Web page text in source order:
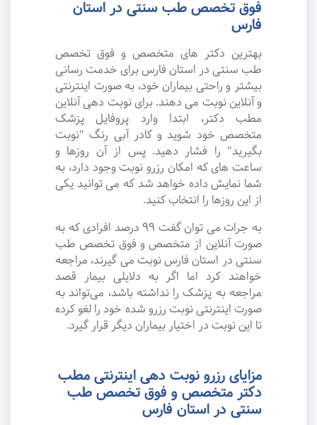
فوق تخصص طب سنتی در استان
فارس
بهترین دکتر های متخصص و فوق تخصص
طب سنتی در استان فارس برای خدمت رسانی
بیشتر و راحتی بیماران خود، به صورت اینترنتی
و آنلاین نوبت می دهند. برای نوبت دهی آنلاین
مطب دکتر، ابتدا وارد پروفایل پزشک
متخصص خود شوید و کادر آبی رنگ "نوبت
بگیرید" را فشار دهید. پس از آن روزها و
ساعت های که امکان رزرو نوبت وجود دارد، به
شما نمایش داده خواهد شد که می توانید یکی
از این روزها را انتخاب کنید.
به جرات می‌ توان گفت ۹۹ درصد افرادی که به
صورت آنلاین از متخصص و فوق تخصص طب
سنتی در استان فارس نوبت می گیرند، مراجعه
خواهند کرد اما اگر به دلایلی بیمار قصد
مراجعه به پزشک را نداشته باشد، می‌تواند به
صورت اینترنتی نوبت رزرو شده خود را لغو کرده
تا این نوبت در اختیار بیماران دیگر قرار گیرد.
مزایای رزرو نوبت دهی اینترنتی مطب
دکتر متخصص و فوق تخصص طب
سنتی در استان فارس